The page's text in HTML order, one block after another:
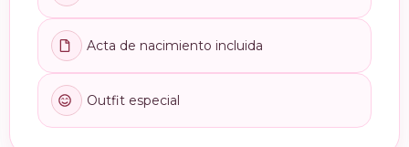
Acta de nacimiento incluida
Outfit especial